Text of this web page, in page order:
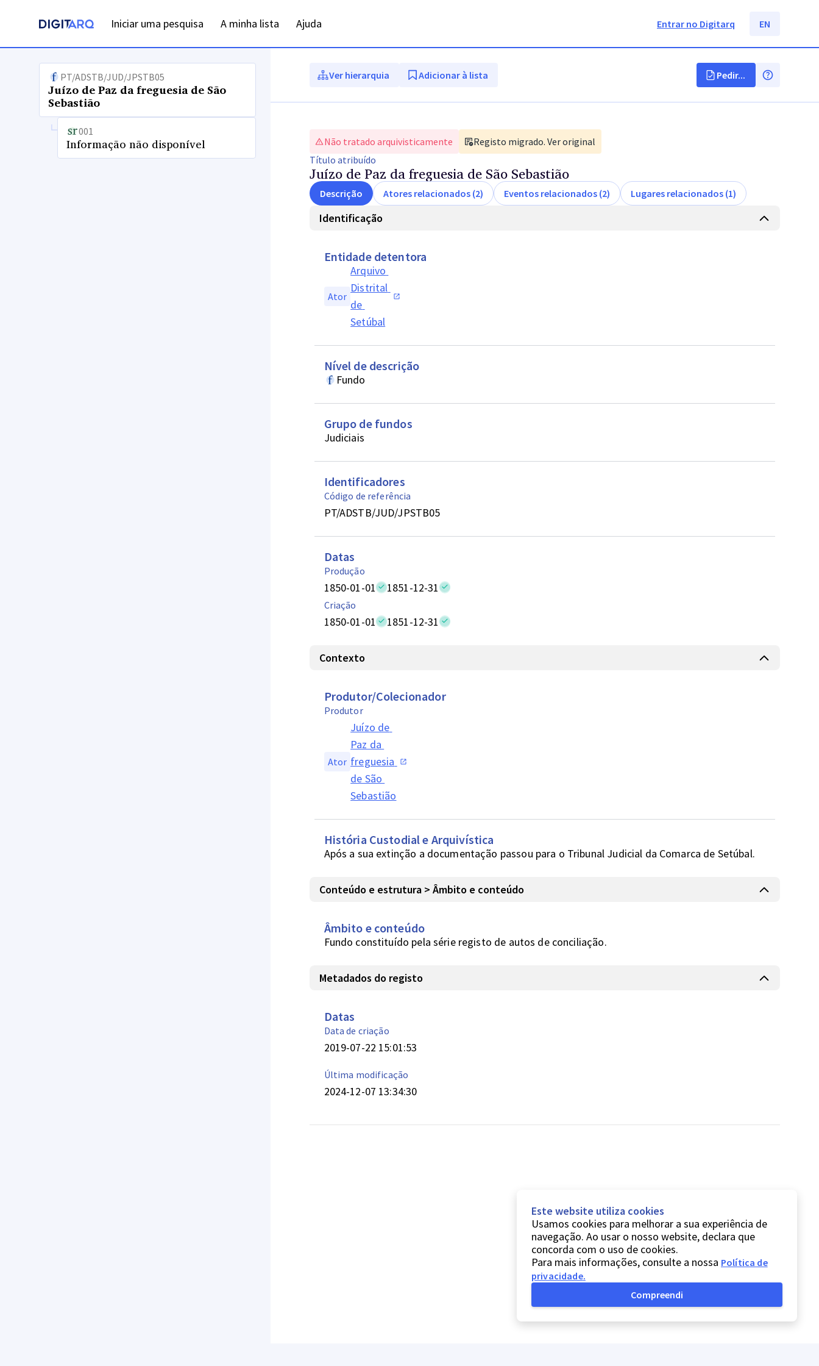
Iniciar uma pesquisa A minha lista Ajuda Entrar no Digitarq EN
PT/ADSTB/JUD/JPSTB05
Juízo de Paz da freguesia de São
Sebastião
001
Informação não disponível
Ver hierarquia Adicionar à lista Pedir...
Não tratado arquivisticamente
Registo migrado. Ver original
Título atribuído
Juízo de Paz da freguesia de São Sebastião
Descrição Atores relacionados (2) Eventos relacionados (2) Lugares relacionados (1)
Identificação
Entidade detentora
Ator
Arquivo
Distrital
de
Setúbal
Nível de descrição
Fundo
Grupo de fundos
Judiciais
Identificadores
Código de referência
PT/ADSTB/JUD/JPSTB05
Datas
Produção
1850-01-01 1851-12-31
Criação
1850-01-01 1851-12-31
Contexto
Produtor/Colecionador
Produtor
Ator
Juízo de
Paz da
freguesia
de São
Sebastião
História Custodial e Arquivística
Após a sua extinção a documentação passou para o Tribunal Judicial da Comarca de Setúbal.
Conteúdo e estrutura > Âmbito e conteúdo
Âmbito e conteúdo
Fundo constituído pela série registo de autos de conciliação.
Metadados do registo
Datas
Data de criação
2019-07-22 15:01:53
Última modificação
2024-12-07 13:34:30
Este website utiliza cookies
Usamos cookies para melhorar a sua experiência de
navegação. Ao usar o nosso website, declara que
concorda com o uso de cookies.
Para mais informações, consulte a nossa Política de
privacidade.
Compreendi